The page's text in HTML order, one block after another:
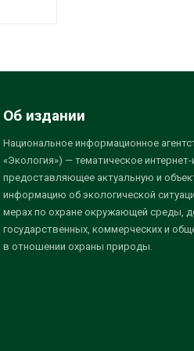
Об издании
Национальное информационное
«Экология») — тематическое интернет-
предоставляющее актуальную и
информацию об экологической
мерах по охране окружающей среды,
государственных, коммерческих и
в отношении охраны природы.